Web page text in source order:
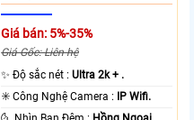
Giá bán: 5%-35%
Giá Gốc: Liên hệ
✨ Độ sắc nét :Ultra 2k + .
✳️ Công Nghệ Camera :
IP Wifi.